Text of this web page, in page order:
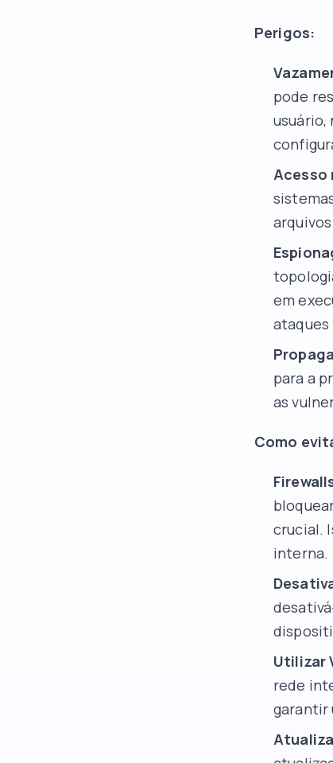
Perigos:
pode
usuário,
Acesso
em
para a
as
Como
crucial.
interna.
Utilizar
rede
garantir